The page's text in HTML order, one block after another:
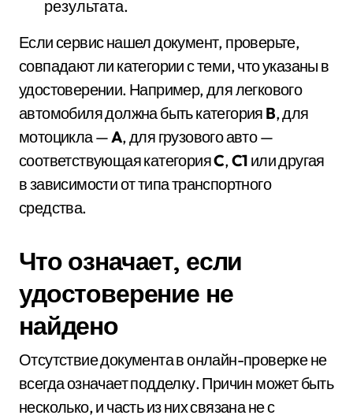
результата.
Если сервис нашел документ, проверьте,
совпадают ли категории с теми, что указаны в
удостоверении. Например, для легкового
автомобиля должна быть категория B, для
мотоцикла —A, для грузового авто —
соответствующая категорияC,C1 или другая
в зависимости от типа транспортного
средства.
Что означает, если
удостоверение не
найдено
Отсутствие документа в онлайн-проверке не
всегда означает подделку. Причин может быть
несколько, и часть из них связана не с